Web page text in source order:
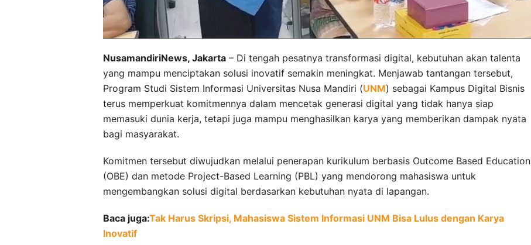
NusamandiriNews, Jakarta – Di tengah pesatnya transformasi digital, kebutuhan akan talenta
yang mampu menciptakan solusi inovatif semakin meningkat. Menjawab tantangan tersebut,
Program Studi Sistem Informasi Universitas Nusa Mandiri (UNM) sebagai Kampus Digital Bisnis
terus memperkuat komitmennya dalam mencetak generasi digital yang tidak hanya siap
memasuki dunia kerja, tetapi juga mampu menghasilkan karya yang memberikan dampak nyata
bagi masyarakat.
Komitmen tersebut diwujudkan melalui penerapan kurikulum berbasis Outcome Based Education
(OBE) dan metode Project-Based Learning (PBL) yang mendorong mahasiswa untuk
mengembangkan solusi digital berdasarkan kebutuhan nyata di lapangan.
Baca juga:Tak Harus Skripsi, Mahasiswa Sistem Informasi UNM Bisa Lulus dengan Karya
Inovatif